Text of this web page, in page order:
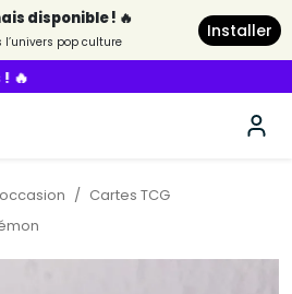
disponible ! 🔥
pop culture
Installer
Cartes TCG